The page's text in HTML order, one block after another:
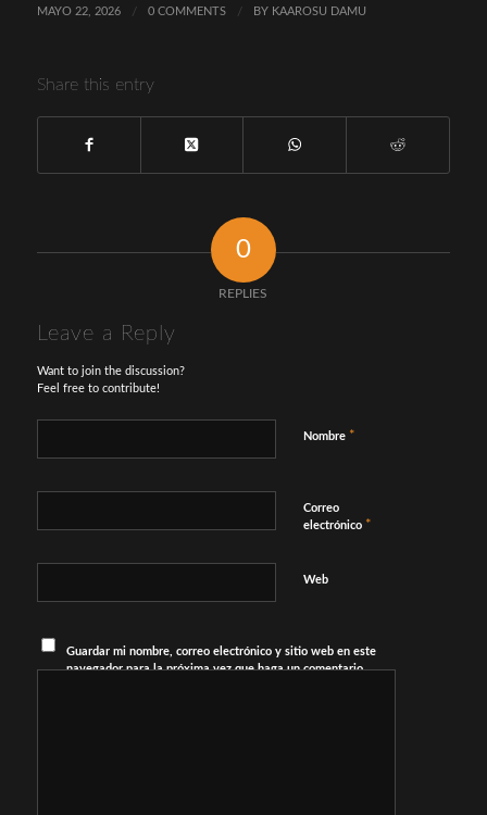
MAYO 22, 2026 / 0 COMMENTS / BY KAAROSU DAMU
Share this entry
0
REPLIES
Leave a Reply
Want to join the discussion?
Feel free to contribute!
Nombre *
Correo
electrónico *
Web
Guardar mi nombre, correo electrónico y sitio web en este
navegador para la próxima vez que haga un comentario.